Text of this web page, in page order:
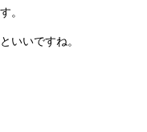
。
いいですね。